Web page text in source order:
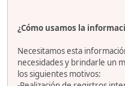
¿Cómo usamos la
Necesitamos esta
necesidades y brindarle un
los siguientes motivos: